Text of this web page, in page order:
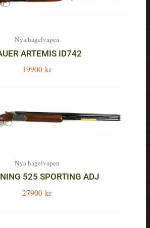
Nya hagelvapen
ARTEMIS ID742
19900 kr
Nya hagelvapen
525 SPORTING ADJ
27900 kr